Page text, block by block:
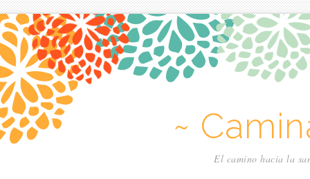
~
El camino hacia la